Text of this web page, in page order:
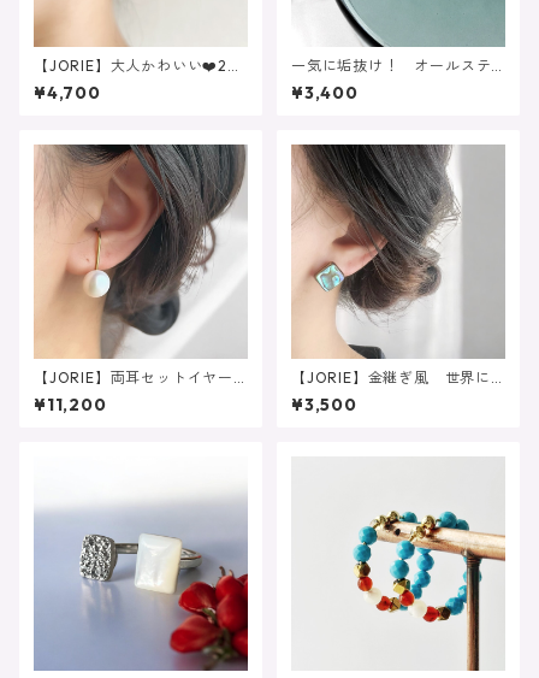
【JORIE】大人かわいい❤️2w
ay 揺れる大人のダルメシアン
ジャスパーサージカルステン
¥4,700
一気に垢抜け！ オールステ
ンレス 小さめコインネック
レス シンプル 金属アレル
¥3,400
【JORIE】両耳セットイヤー
カフ 高品質こぼれる大粒淡
水パールの大人イヤーカフ
¥11,200
【JORIE】金継ぎ風 世界に
ただ一つ アバロンシェルピ
アス サージカルステンレス
¥3,500